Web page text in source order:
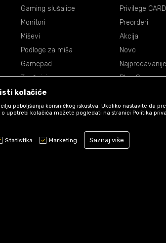
Gaming slušalice
Monitori
Miševi
Podloge za miša
Gamepad
Zvučnici
Volani
Accessories
Privilege CARD
Preorderi
Akcija
Novo
Najprodavanije
Blog Games
kolačiće
poboljšanja korisničkog iskustva. Ukoliko nastavite da
upotrebi kolačića možete pogledati na stranici Politika
Statistika Marketing Saznaj više